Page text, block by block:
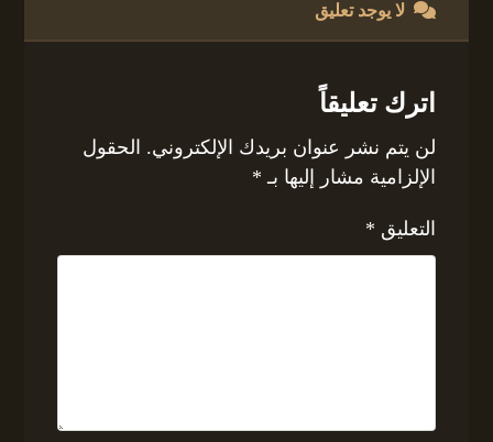
لا يوجد تعليق
اترك تعليقاً
لن يتم نشر عنوان بريدك الإلكتروني. الحقول
الإلزامية مشار إليها بـ *
التعليق *